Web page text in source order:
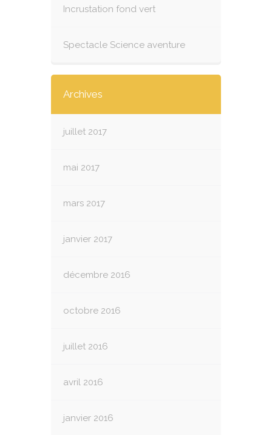
Incrustation fond vert
Spectacle Science aventure
Archives
juillet 2017
mai 2017
mars 2017
janvier 2017
décembre 2016
octobre 2016
juillet 2016
avril 2016
janvier 2016